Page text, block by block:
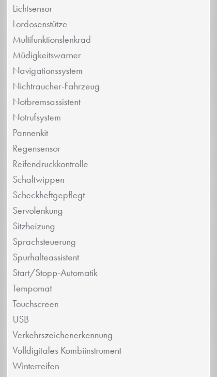
Lichtsensor
Lordosenstütze
Multifunktionslenkrad
Müdigkeitswarner
Navigationssystem
Nichtraucher-Fahrzeug
Notbremsassistent
Notrufsystem
Pannenkit
Regensensor
Reifendruckkontrolle
Schaltwippen
Scheckheftgepflegt
Servolenkung
Sitzheizung
Sprachsteuerung
Spurhalteassistent
Start/Stopp-Automatik
Tempomat
Touchscreen
USB
Verkehrszeichenerkennung
Volldigitales Kombiinstrument
Winterreifen